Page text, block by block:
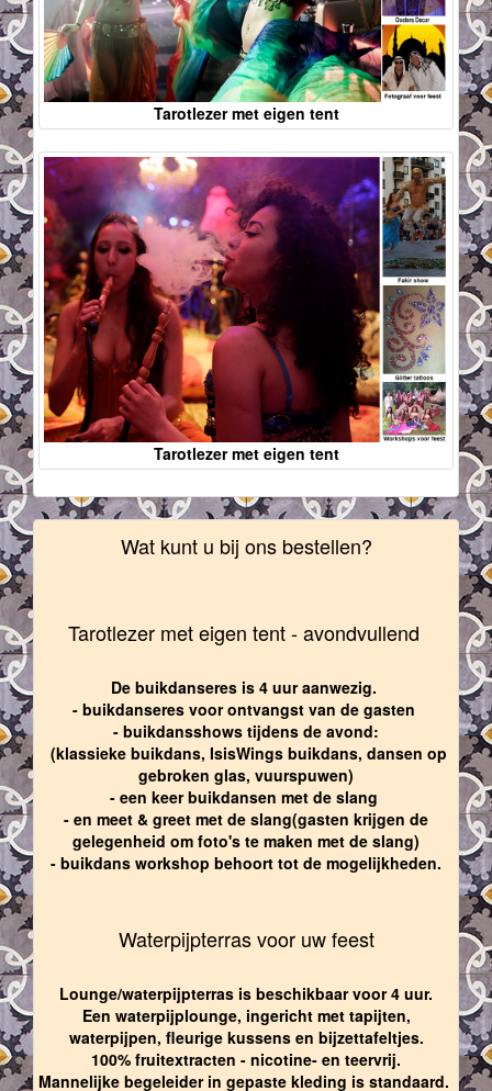
Tarotlezer met eigen tent
Tarotlezer met eigen tent
Wat kunt u bij ons bestellen?
Tarotlezer met eigen tent - avondvullend
De buikdanseres is 4 uur aanwezig.
- buikdanseres voor ontvangst van de gasten
- buikdansshows tijdens de avond:
(klassieke buikdans, IsisWings buikdans, dansen op
gebroken glas, vuurspuwen)
- een keer buikdansen met de slang
- en meet & greet met de slang(gasten krijgen de
gelegenheid om foto's te maken met de slang)
- buikdans workshop behoort tot de mogelijkheden.
Waterpijpterras voor uw feest
Lounge/waterpijpterras is beschikbaar voor 4 uur.
Een waterpijplounge, ingericht met tapijten,
waterpijpen, fleurige kussens en bijzettafeltjes.
100% fruitextracten - nicotine- en teervrij.
Mannelijke begeleider in gepaste kleding is standaard.